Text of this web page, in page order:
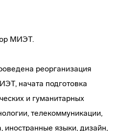
МИЭТ.
реорганизация
начата подготовка
и гуманитарных
телекоммуникации,
иностранные языки, дизайн,